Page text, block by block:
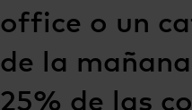
office o un
de la
25% de las